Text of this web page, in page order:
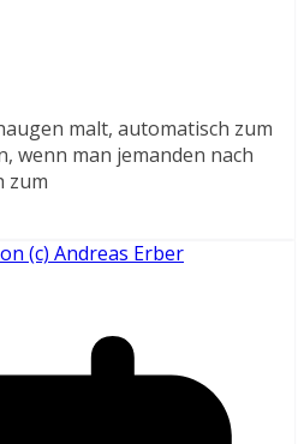
malt, automatisch zum
wenn man jemanden nach
zum